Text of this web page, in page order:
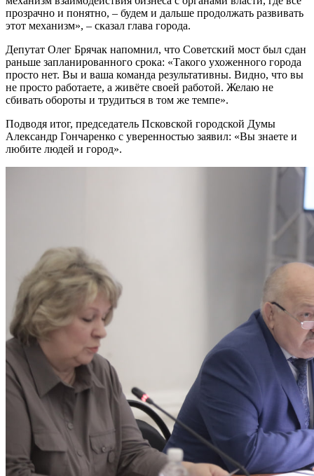
прозрачно и понятно, – будем и дальше продолжать развивать
этот механизм», – сказал глава города.
Депутат Олег Брячак напомнил, что Советский мост был сдан
раньше запланированного срока: «Такого ухоженного города
просто нет. Вы и ваша команда результативны. Видно, что вы
не просто работаете, а живёте своей работой. Желаю не
сбивать обороты и трудиться в том же темпе».
Подводя итог, председатель Псковской городской Думы
Александр Гончаренко с уверенностью заявил: «Вы знаете и
любите людей и город».